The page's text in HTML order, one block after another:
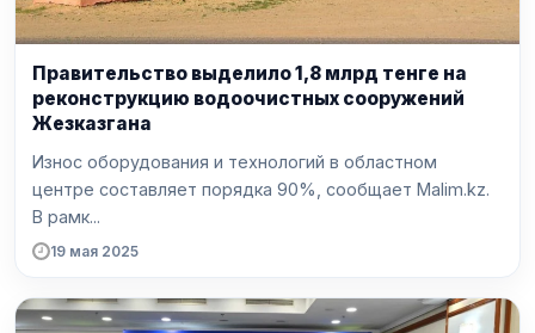
Правительство выделило 1,8 млрд тенге на
реконструкцию водоочистных сооружений
Жезказгана
Износ оборудования и технологий в областном
центре составляет порядка 90%, сообщает Malim.kz.
В рамк...
19 мая 2025